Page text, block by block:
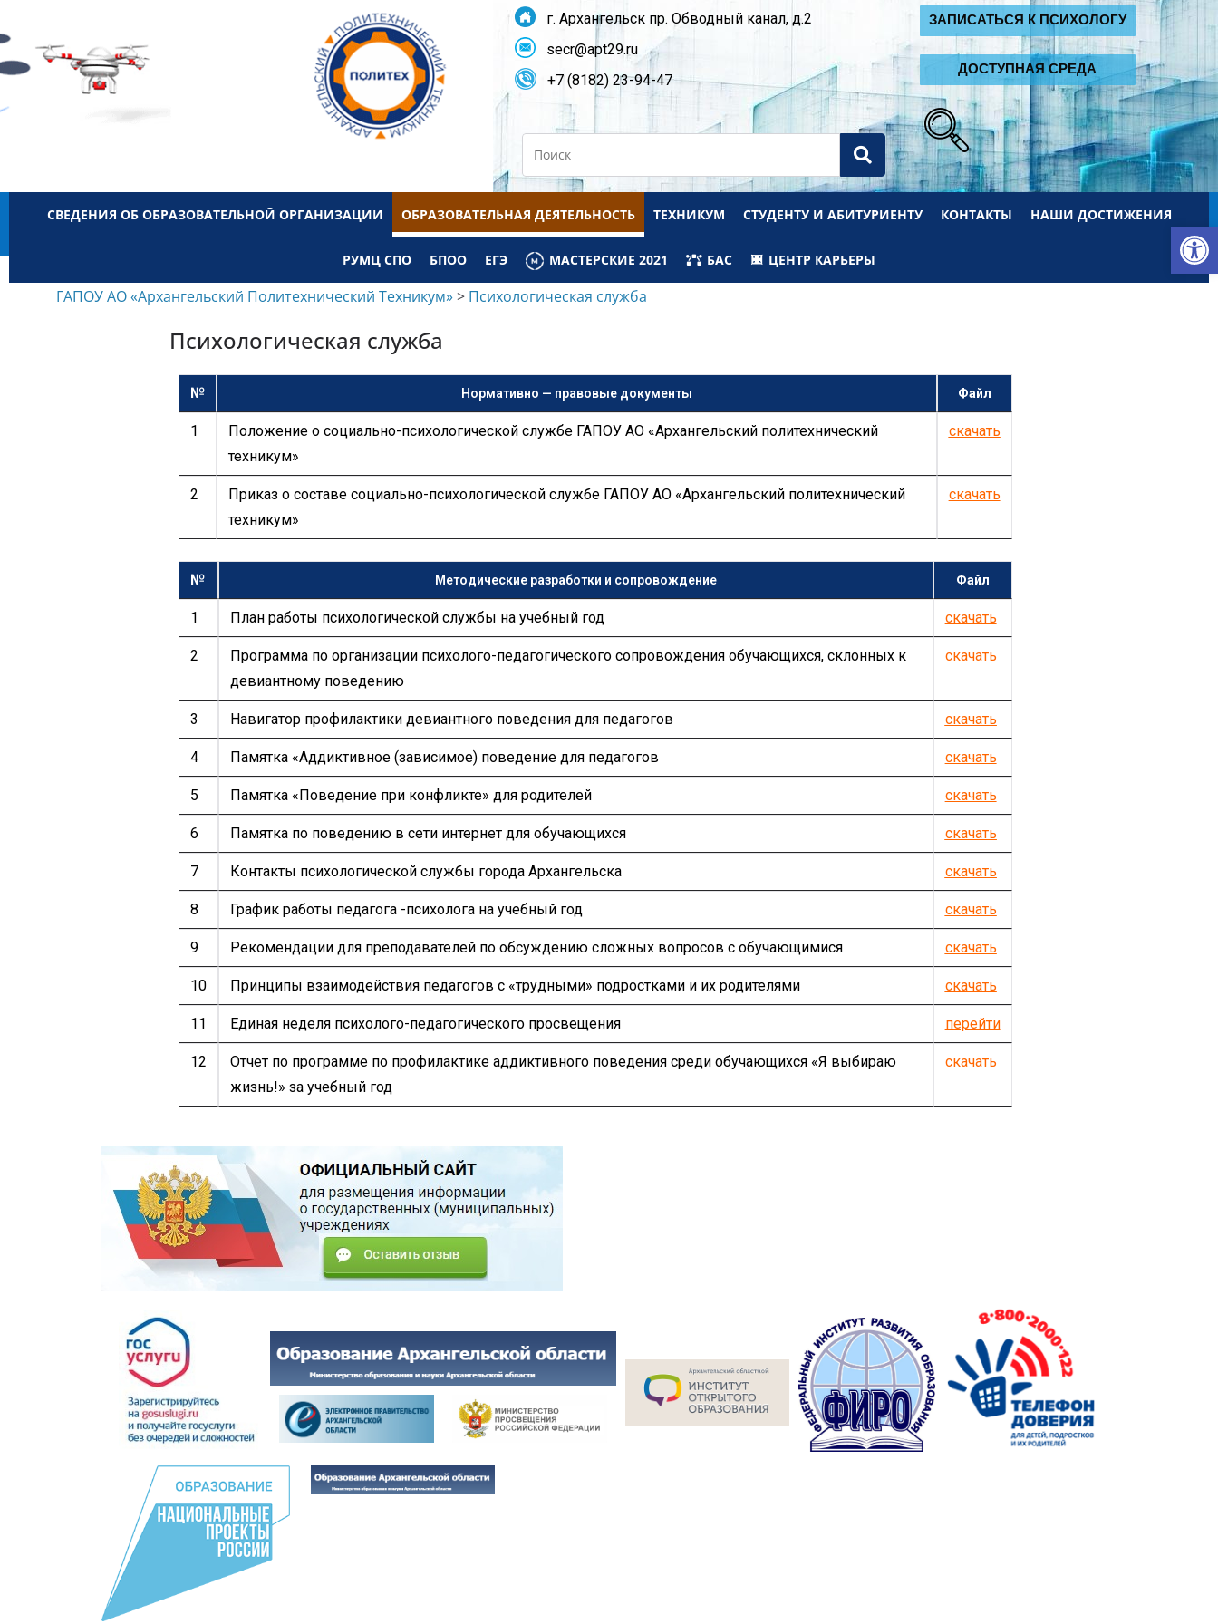
г. Архангельск пр. Обводный канал, д.2
secr@apt29.ru
+7 (8182) 23-94-47
ЗАПИСАТЬСЯ К ПСИХОЛОГУ
ДОСТУПНАЯ СРЕДА
СВЕДЕНИЯ ОБ ОБРАЗОВАТЕЛЬНОЙ ОРГАНИЗАЦИИ ОБРАЗОВАТЕЛЬНАЯ ДЕЯТЕЛЬНОСТЬ ТЕХНИКУМ СТУДЕНТУ И АБИТУРИЕНТУ КОНТАКТЫ НАШИ ДОСТИЖЕНИЯ
РУМЦ СПО БПОО ЕГЭ МАСТЕРСКИЕ 2021 БАС ЦЕНТР КАРЬЕРЫ
ГАПОУ АО «Архангельский Политехнический Техникум»> Психологическая служба
Психологическая служба
№ Нормативно — правовые документы Файл
1
Положение о социально-психологической службе ГАПОУ АО «Архангельский политехнический
техникум»
скачать
2
Приказ о составе социально-психологической службе ГАПОУ АО «Архангельский политехнический
техникум»
скачать
№ Методические разработки и сопровождение Файл
1 План работы психологической службы на учебный год скачать
2
Программа по организации психолого-педагогического сопровождения обучающихся, склонных к
девиантному поведению
скачать
3 Навигатор профилактики девиантного поведения для педагогов скачать
4 Памятка «Аддиктивное (зависимое) поведение для педагогов скачать
5 Памятка «Поведение при конфликте» для родителей скачать
6 Памятка по поведению в сети интернет для обучающихся скачать
7 Контакты психологической службы города Архангельска скачать
8 График работы педагога -психолога на учебный год скачать
9 Рекомендации для преподавателей по обсуждению сложных вопросов с обучающимися скачать
10 Принципы взаимодействия педагогов с «трудными» подростками и их родителями скачать
11 Единая неделя психолого-педагогического просвещения перейти
12
Отчет по программе по профилактике аддиктивного поведения среди обучающихся «Я выбираю
жизнь!» за учебный год
скачать